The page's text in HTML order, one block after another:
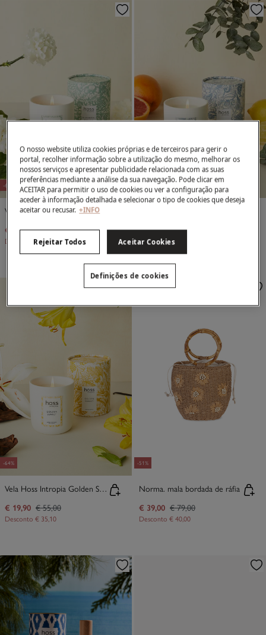
-67%
Vela Hoss Intropia Blooming Dreams
€ 19,90 € 60,00
Desconto€ 40,10
-67%
€ 19,90 € 60,00
Desconto€ 40,10
-64%
Vela Hoss Intropia Golden Sunset
€ 19,90 € 55,00
Desconto € 35,10
-51%
Norma. mala bordada de ráfia
€ 39,00 € 79,00
Desconto € 40,00
O nosso website utiliza cookies próprias e de terceiros para gerir o
portal, recolher informação sobre a utilização do mesmo, melhorar os
nossos serviços e apresentar publicidade relacionada com as suas
preferências mediante a análise da sua navegação. Pode clicar em
ACEITAR para permitir o uso de cookies ou ver a configuração para
aceder à informação detalhada e selecionar o tipo de cookies que deseja
aceitar ou recusar. +INFO
Rejeitar Todos Aceitar Cookies
Definições de cookies